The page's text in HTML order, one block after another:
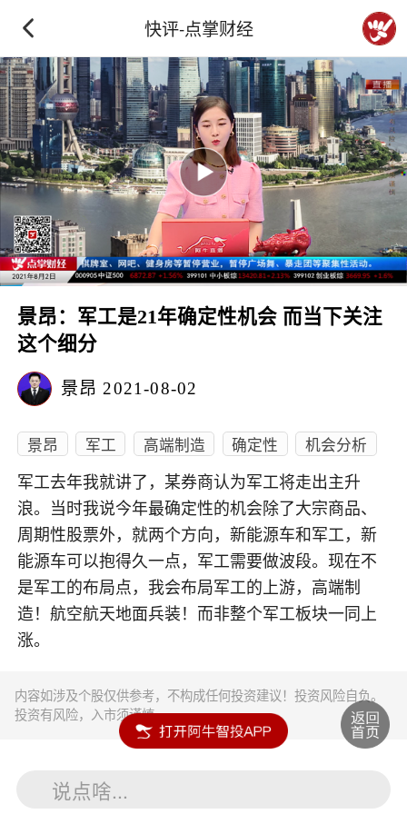
快评-点掌财经
景昂：军工是21年确定性机会 而当下关注
这个细分
景昂 2021-08-02
景昂 军工 高端制造 确定性 机会分析
军工去年我就讲了，某券商认为军工将走出主升
浪。当时我说今年最确定性的机会除了大宗商品、
周期性股票外，就两个方向，新能源车和军工，新
能源车可以抱得久一点，军工需要做波段。现在不
是军工的布局点，我会布局军工的上游，高端制
造！航空航天地面兵装！而非整个军工板块一同上
涨。
内容如涉及个股仅供参考，不构成任何投资建议！投资风险自负。
投资有风险，入市须谨慎。
说点啥...